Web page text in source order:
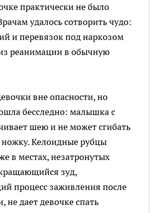
практически не было
удалось сотворить чудо:
и перевязок под наркозом
реанимации в обычную
вне опасности, но
бесследно: малышка с
шею и не может сгибать
Келоидные рубцы
в местах, незатронутых
зуд,
процесс заживления после
не дает девочке спать